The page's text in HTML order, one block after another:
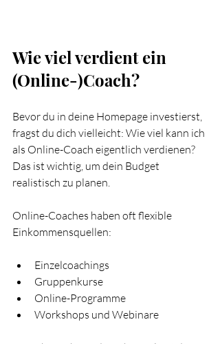
Wie viel verdient ein
(Online-)Coach?
Bevor du in deine Homepage investierst,
fragst du dich vielleicht: Wie viel kann ich
als Online-Coach eigentlich verdienen?
Das ist wichtig, um dein Budget
realistisch zu planen.
Online-Coaches haben oft flexible
Einkommensquellen:
Einzelcoachings
Gruppenkurse
Online-Programme
Workshops und Webinare